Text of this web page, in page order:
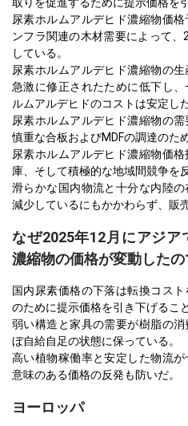
尿素ホルムアルデヒド濃縮物価
ンフラ関連の木材需要によって
している。
尿素ホルムアルデヒド濃縮物の
急激に修正されたために低下し
ルムアルデヒドのコストは安定し
尿素ホルムアルデヒド濃縮物の
慎重な合板およびMDFの調達のた
尿素ホルムアルデヒド濃縮物価
庫、そして積極的な地域間競争を
滑らかな国内物流と十分な内陸
減少しているにもかかわらず、販
なぜ2025年12月にアジア
濃縮物の価格が変動したの
国内尿素価格の下落は転換コス
のために提示価格を引き下げるこ
弱い構造と家具の需要が樹脂の
ぼ自給自足の状態に保っている。
高い植物稼働率と安定した物流
意味のある価格の反発も防いだ。
ヨーロッパ